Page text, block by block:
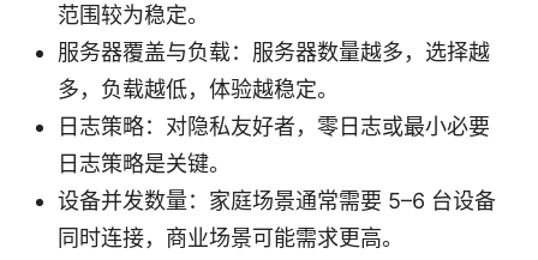
范围较为稳定。
服务器覆盖与负载：服务器数量越多，选择越
多，负载越低，体验越稳定。
日志策略：对隐私友好者，零日志或最小必要
日志策略是关键。
设备并发数量：家庭场景通常需要 5–6 台设备
同时连接，商业场景可能需求更高。